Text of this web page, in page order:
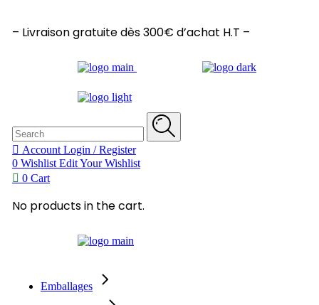
– Livraison gratuite dès 300€ d’achat H.T –
for:
Account Login / Register
0 Wishlist Edit Your Wishlist
0 Cart
No products in the cart.
Emballages